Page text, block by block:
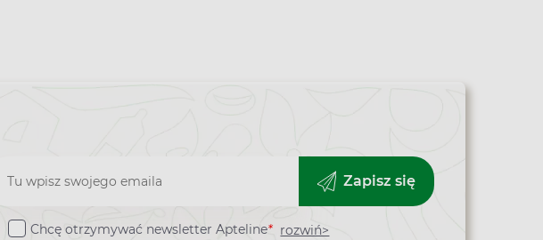
Zapisz
do
Zapisz się
Chcę otrzymywać newsletter Apteline* rozwiń>